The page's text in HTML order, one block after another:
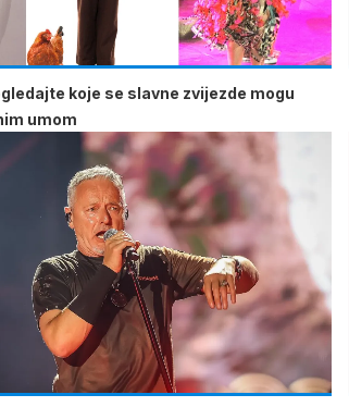
koje se slavne zvijezde mogu
umom